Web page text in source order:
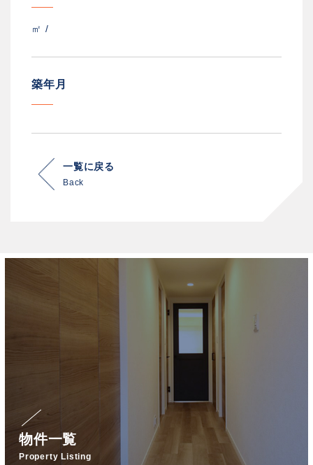
㎡ /
築年月
一覧に戻る
Back
物件一覧
Property Listing